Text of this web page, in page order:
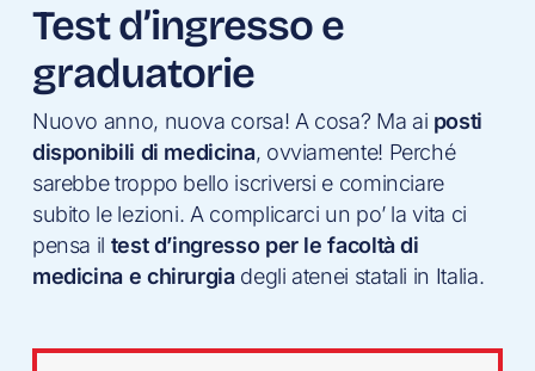
Test d’ingresso e
graduatorie
Nuovo anno, nuova corsa! A cosa? Ma ai posti
disponibili di medicina, ovviamente! Perché
sarebbe troppo bello iscriversi e cominciare
subito le lezioni. A complicarci un po’ la vita ci
pensa il test d’ingresso per le facoltà di
medicina e chirurgiadegli atenei statali in Italia.